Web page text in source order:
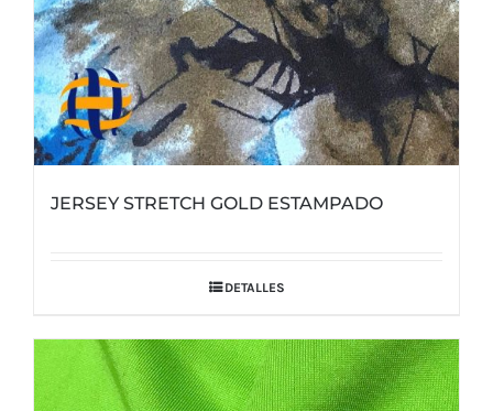
de
producto
JERSEY STRETCH GOLD ESTAMPADO
DETALLES